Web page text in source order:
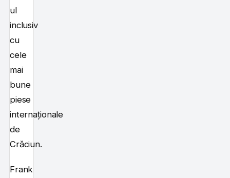
ul
inclusiv
cu
cele
mai
bune
piese
internaționale
de
Crăciun.
Frank